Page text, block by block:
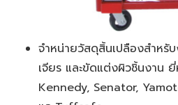
จำหน่ายวัสดุสิ้นเปลืองสำหรับ
เจียร และขัดแต่งผิวชิ้นงาน
Kennedy, Senator,